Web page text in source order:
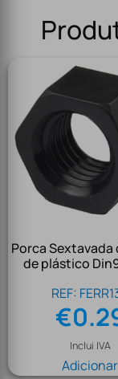
Porca Sextavada
de plástico
REF:
€
Inclui IVA
Adicionar